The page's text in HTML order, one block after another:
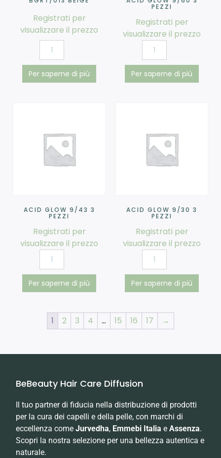
Registrati per
visualizzare il prezzo
Per saperne di più
PEZZI
Registrati per
visualizzare il prezzo
Per saperne di più
ACID GLOW 9/43 3
PEZZI
Registrati per
visualizzare il prezzo
Per saperne di più
ACID GLOW 9/30 3
PEZZI
Registrati per
visualizzare il prezzo
Per saperne di più
1 2 3 4 … 15 16 17 →
BeBeauty Hair Care Diffusion
Il tuo partner di fiducia nella distribuzione di prodotti
per la cura dei capelli e della pelle, con marchi di
eccellenza come Jurvedha, Emmebi Italia e Assenza.
Scopri la nostra selezione per una bellezza autentica e
naturale.